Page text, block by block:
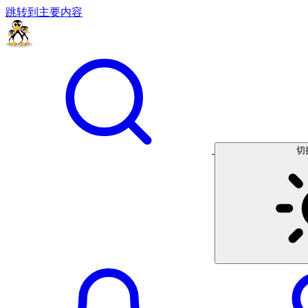
跳转到主要内容
切